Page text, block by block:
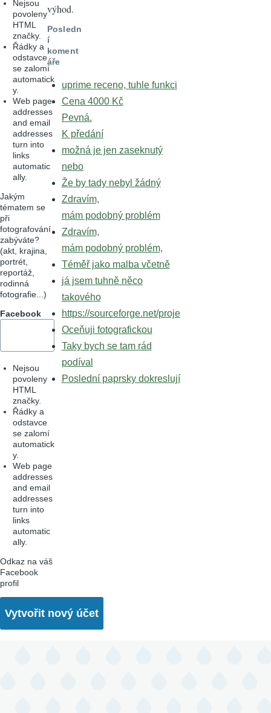
Nejsou
povoleny
HTML
značky.
Řádky a
odstavce
se zalomí
automatick
y.
Web page
addresses
and email
addresses
turn into
links
automatic
ally.
Jakým
tématem se
při
fotografování
zabýváte?
(akt, krajina,
portrét,
reportáž,
rodinná
fotografie...)
Facebook
Nejsou
povoleny
HTML
značky.
Řádky a
odstavce
se zalomí
automatick
y.
Web page
addresses
and email
addresses
turn into
links
automatic
ally.
Odkaz na váš
Facebook
profil
výhod.
Posledn
í
koment
áře
uprime receno, tuhle funkci
Cena 4000 Kč
Pevná.
K předání
možná je jen zaseknutý
nebo
Že by tady nebyl žádný
Zdravím,
mám podobný problém
Zdravím,
mám podobný problém,
Téměř jako malba včetně
já jsem tuhně něco
takového
https://sourceforge.net/proje
Oceňuji fotografickou
Taky bych se tam rád
podíval
Poslední paprsky dokreslují